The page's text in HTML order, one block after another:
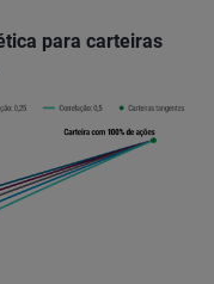
para carteiras